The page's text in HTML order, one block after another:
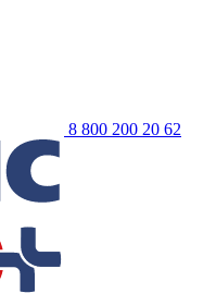
8 800 200 20 62